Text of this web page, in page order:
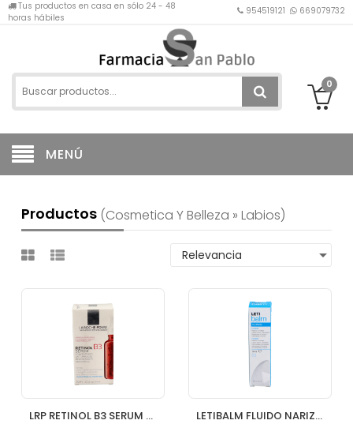
Tus productos en casa en sólo 24 - 48
horas hábiles
954519121 669079732
0
MENÚ
Productos (cosmetica Y Belleza » Labios)
LRP RETINOL B3 SERUM 30 ML LETIBALM FLUIDO NARIZ Y LABIOS 10 ML